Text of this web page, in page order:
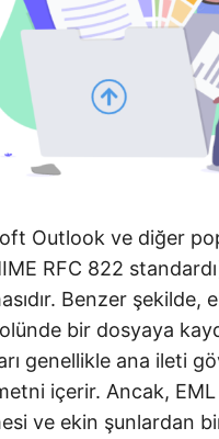
Outlook ve diğer
RFC 822
Benzer
bir dosyaya
genellikle ana ileti
içerir. Ancak,
ve ekin şunlardan